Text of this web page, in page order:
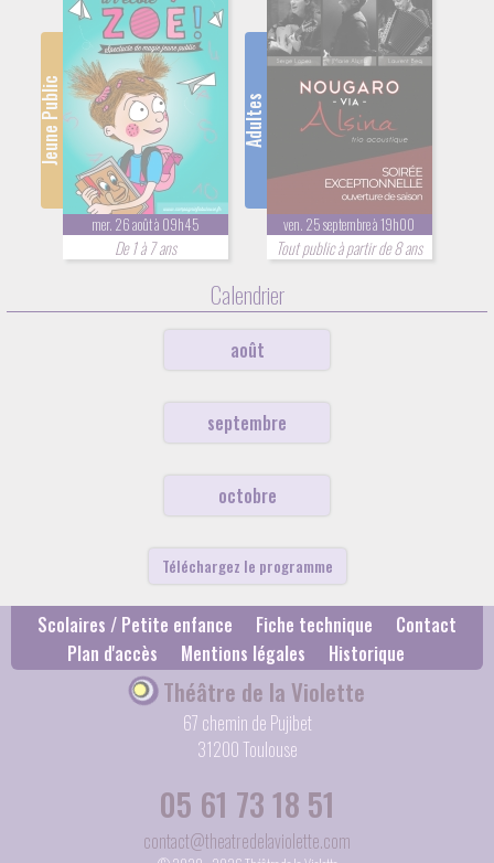
Jeune Public
mer. 26 août à 09h45
De 1 à 7 ans
Adultes
ven. 25 septembre à 19h00
Tout public à partir de 8 ans
Calendrier
août
septembre
octobre
Téléchargez le programme
Scolaires / Petite enfance Fiche technique
Contact
Plan d'accès
Mentions légales Historique
Théâtre de la Violette
67 chemin de Pujibet
31200 Toulouse
05 61 73 18 51
contact@theatredelaviolette.com